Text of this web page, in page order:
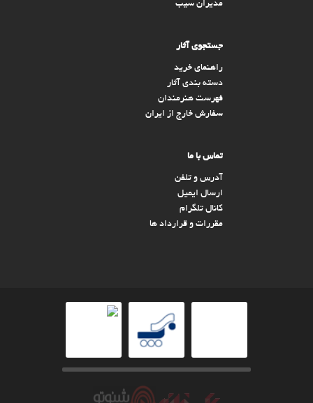
مدیران سیب
جستجوی آثار
راهنمای خرید
دسته بندی آثار
فهرست هنرمندان
سفارش خارج از ایران
تماس با ما
آدرس و تلفن
ارسال ایمیل
کانال تلگرام
مقررات و قرارداد ها